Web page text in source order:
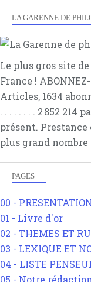
LA GARENNE DE
Le plus gros site
France ! ABONNEZ-
Articles, 1634
. . . . . . . . 2 852 214
présent. Prestance
plus grand nombre
PAGES
00 -
01 - Livre d'or
02 - THEMES ET
03 - LEXIQUE ET
04 - LISTE
05 - Notre